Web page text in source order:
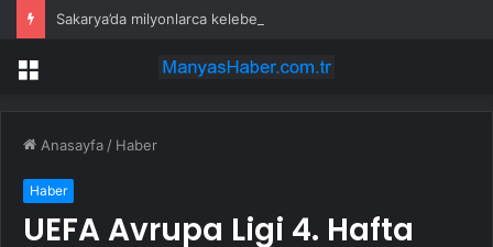
Sakarya’da milyonlarca kelebeğin ölüm dansı
Menü
Anasayfa / Haber
Haber
UEFA Avrupa Ligi 4. Hafta